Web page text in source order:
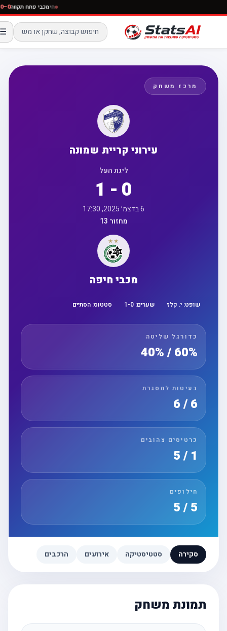
חימכבי פתח
☰
מרכז משחק
עירוני קריית שמונה
ליגת העל
1 - 0
מחזור 13
מכבי חיפה
שופט:י. קלז שערים: 1 -0 סטטוס:הסתיים
כדורגל שליטה
60% / 40%
בעיטות למסגרת
6 / 6
כרטיסים צהובים
חילופים
סקירה סטטיסטיקה אירועים הרכבים
תמונת משחק